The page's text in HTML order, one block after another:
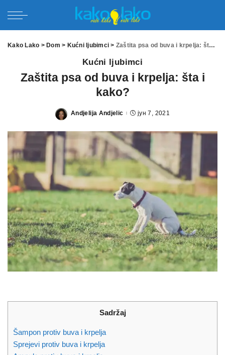
Kako Lako > Dom > Kućni ljubimci > Zaštita psa od buva i krpelja: šta i kako?
Kućni ljubimci
Zaštita psa od buva i krpelja: šta i
kako?
Posted
Andjelija Andjelic јун 7, 2021
Sadržaj
Šampon protiv buva i krpelja
Sprejevi protiv buva i krpelja